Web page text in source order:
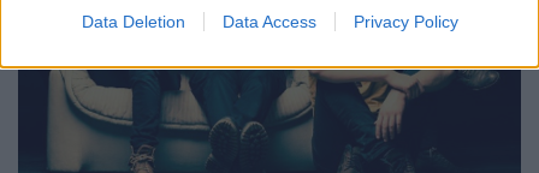
Data Deletion Data Access Privacy Policy